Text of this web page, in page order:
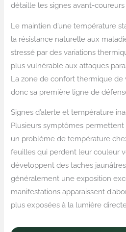
détaille les signes avant-coureurs
Le maintien d’une température
la résistance naturelle aux
stressé par des variations
plus vulnérable aux attaques
La zone de confort thermique
donc sa première ligne de
Signes d’alerte et température
Plusieurs symptômes permettent
un problème de température
feuilles qui perdent leur couleur
développent des taches
généralement une exposition
manifestations apparaissent
plus exposées à la lumière